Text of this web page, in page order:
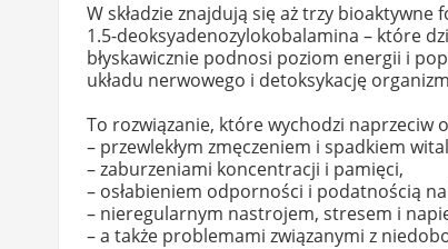
W składzie znajdują się aż trzy
1.5-deoksyadenozylokobalamina – które
błyskawicznie podnosi poziom energii i
układu nerwowego i detoksykację
To rozwiązanie, które wychodzi naprzeciw
– przewlekłym zmęczeniem i spadkiem
– zaburzeniami koncentracji i pamięci,
– osłabieniem odporności i podatnością
– nieregularnym nastrojem, stresem i
– a także problemami związanymi z